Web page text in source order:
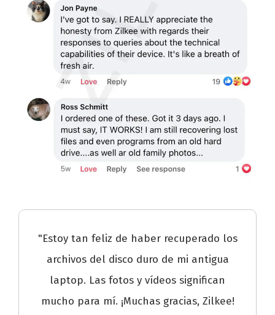
"Estoy tan feliz de haber recuperado los
archivos del disco duro de mi antigua
laptop. Las fotos y vídeos significan
mucho para mí. ¡Muchas gracias, Zilkee!